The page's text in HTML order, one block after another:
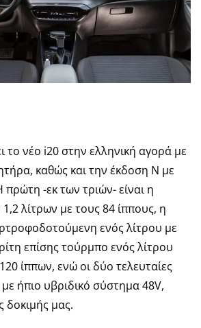
το νέο i20 στην ελληνική αγορά με
καθώς και την έκδοση N με
-εκ των τριών- είναι η
λίτρων με τους 84 ίππους, η
ενός λίτρου με
επίσης τούρμπο ενός λίτρου
ίππων, ενώ οι δύο τελευταίες
ήπιο υβριδικό σύστημα 48V,
δοκιμής μας.